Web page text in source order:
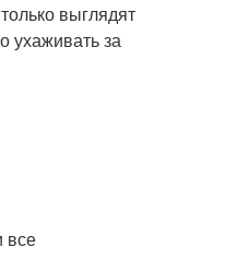
выглядят
ухаживать за
все